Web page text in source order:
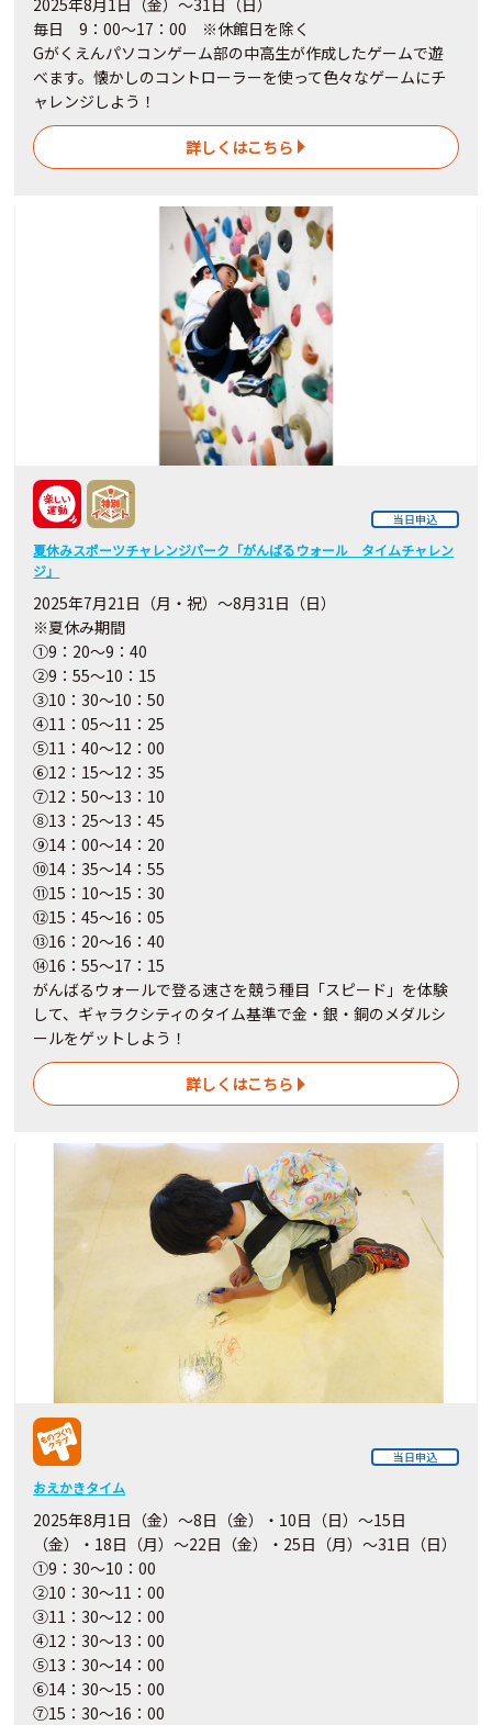
毎日 9：00～17：00 ※休館日を除く
Gがくえんパソコンゲーム部の中高生が作成したゲームで遊
べます。懐かしのコントローラーを使って色々なゲームにチ
ャレンジしよう！
詳しくはこちら
当日申込
夏休みスポーツチャレンジパーク「がんばるウォール タイムチャレン
ジ」
2025年7月21日（月・祝）～8月31日（日）
※夏休み期間
①9：20～9：40
②9：55～10：15
③10：30～10：50
④11：05～11：25
⑤11：40～12：00
⑥12：15～12：35
⑦12：50～13：10
⑧13：25～13：45
⑨14：00～14：20
⑩14：35～14：55
⑪15：10～15：30
⑫15：45～16：05
⑬16：20～16：40
⑭16：55～17：15
がんばるウォールで登る速さを競う種目「スピード」を体験
して、ギャラクシティのタイム基準で金・銀・銅のメダルシ
ールをゲットしよう！
詳しくはこちら
当日申込
おえかきタイム
2025年8月1日（金）～8日（金）・10日（日）～15日
（金）・18日（月）～22日（金）・25日（月）～31日（日）
①9：30～10：00
②10：30～11：00
③11：30～12：00
④12：30～13：00
⑤13：30～14：00
⑥14：30～15：00
⑦15：30～16：00